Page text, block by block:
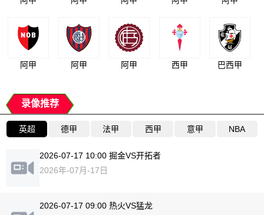
阿甲 阿甲 阿甲 西甲 巴西甲
录像推荐
英超 德甲 法甲 西甲 意甲 NBA
2026-07-17 10:00 掘金VS开拓者
2026年-07月-17日
2026-07-17 09:00 热火VS猛龙